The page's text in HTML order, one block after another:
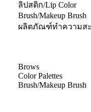
ลิปสติก/Lip Color
Brush/Makeup Brush
ผลิตภัณฑ์ทำความส
Brows
Color Palettes
Brush/Makeup Brush